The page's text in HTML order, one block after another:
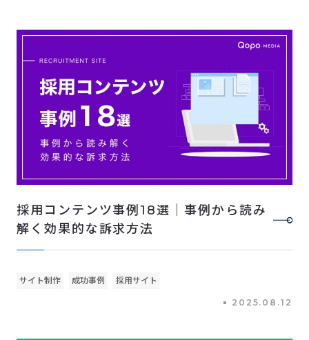
採用コンテンツ事例18選｜事例から読み
解く効果的な訴求方法
サイト制作 成功事例 採用サイト
2025.08.12